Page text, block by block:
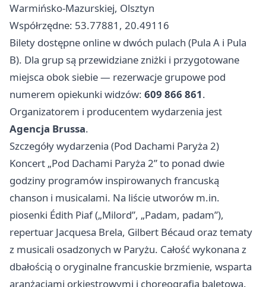
Warmińsko‑Mazurskiej, Olsztyn
Współrzędne: 53.77881, 20.49116
Bilety dostępne online w dwóch pulach (Pula A i Pula
B). Dla grup są przewidziane zniżki i przygotowane
miejsca obok siebie — rezerwacje grupowe pod
numerem opiekunki widzów: 609 866 861.
Organizatorem i producentem wydarzenia jest
Agencja Brussa.
Szczegóły wydarzenia (Pod Dachami Paryża 2)
Koncert „Pod Dachami Paryża 2” to ponad dwie
godziny programów inspirowanych francuską
chanson i musicalami. Na liście utworów m.in.
piosenki Édith Piaf („Milord”, „Padam, padam”),
repertuar Jacquesa Brela, Gilbert Bécaud oraz tematy
z musicali osadzonych w Paryżu. Całość wykonana z
dbałością o oryginalne francuskie brzmienie, wsparta
aranżacjami orkiestrowymi i choreografią baletową.